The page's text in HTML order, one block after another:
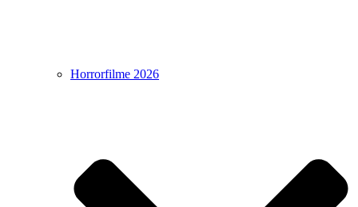
Horrorfilme 2026